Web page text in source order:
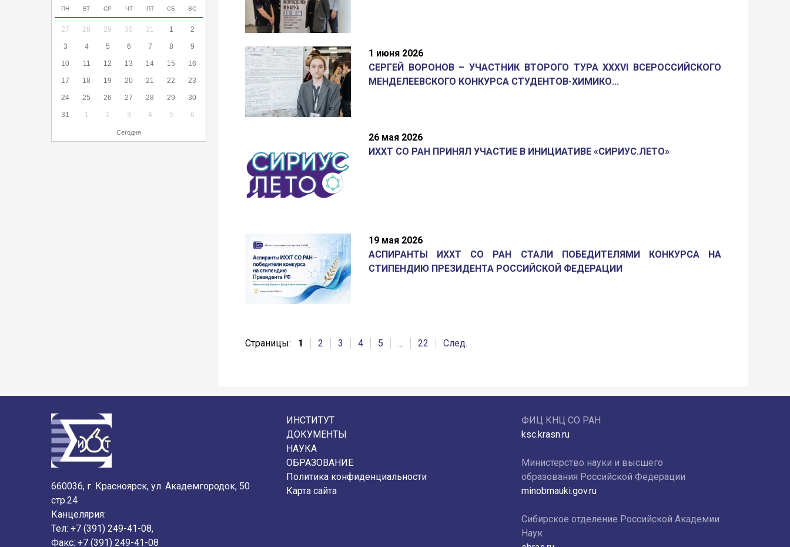
ПН ВТ СР ЧТ ПТ СБ ВС
27 28 29 30 31 1 2
3 4 5 6 7 8 9
10 11 12 13 14 15 16
17 18 19 20 21 22 23
24 25 26 27 28 29 30
31 1 2 3 4 5 6
Сегодня
1 июня 2026
СЕРГЕЙ ВОРОНОВ – УЧАСТНИК ВТОРОГО ТУРА XXXVI ВСЕРОССИЙСКОГО
МЕНДЕЛЕЕВСКОГО КОНКУРСА СТУДЕНТОВ-ХИМИКО...
26 мая 2026
ИХХТ СО РАН ПРИНЯЛ УЧАСТИЕ В ИНИЦИАТИВЕ «СИРИУС.ЛЕТО»
19 мая 2026
АСПИРАНТЫ ИХХТ СО РАН СТАЛИ ПОБЕДИТЕЛЯМИ КОНКУРСА НА
СТИПЕНДИЮ ПРЕЗИДЕНТА РОССИЙСКОЙ ФЕДЕРАЦИИ
Страницы: 1 2 3 4 5 ... 22 След.
660036, г. Красноярск, ул. Академгородок, 50
стр.24
Канцелярия:
Тел: +7 (391) 249-41-08,
Факс: +7 (391) 249-41-08
ИНСТИТУТ
ДОКУМЕНТЫ
НАУКА
ОБРАЗОВАНИЕ
Политика конфиденциальности
Карта сайта
ФИЦ КНЦ СО РАН
ksc.krasn.ru
Министерство науки и высшего
образования Российской Федерации
minobrnauki.gov.ru
Сибирское отделение Российской Академии
Наук